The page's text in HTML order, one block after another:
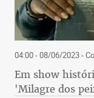
04:00 - 08/06/2023-
Em show
'Milagre dos